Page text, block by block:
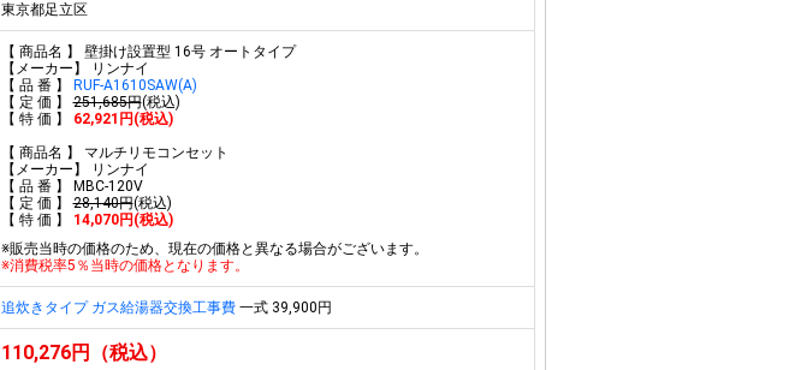
東京都足立区
【 商品名 】 壁掛け設置型 16号 オートタイプ
【メーカー】 リンナイ
【 品 番 】
RUF-A1610SAW(A)
【 定 価 】251,685円(税込)
【 特 価 】
62,921円(税込)
【 商品名 】 マルチリモコンセット
【メーカー】 リンナイ
【 品 番 】 MBC-120V
【 定 価 】28,140円(税込)
【 特 価 】
14,070円(税込)
※販売当時の価格のため、現在の価格と異なる場合がございます。
※消費税率5％当時の価格となります。
追炊きタイプ ガス給湯器交換工事費一式 39,900円
110,276円（税込）